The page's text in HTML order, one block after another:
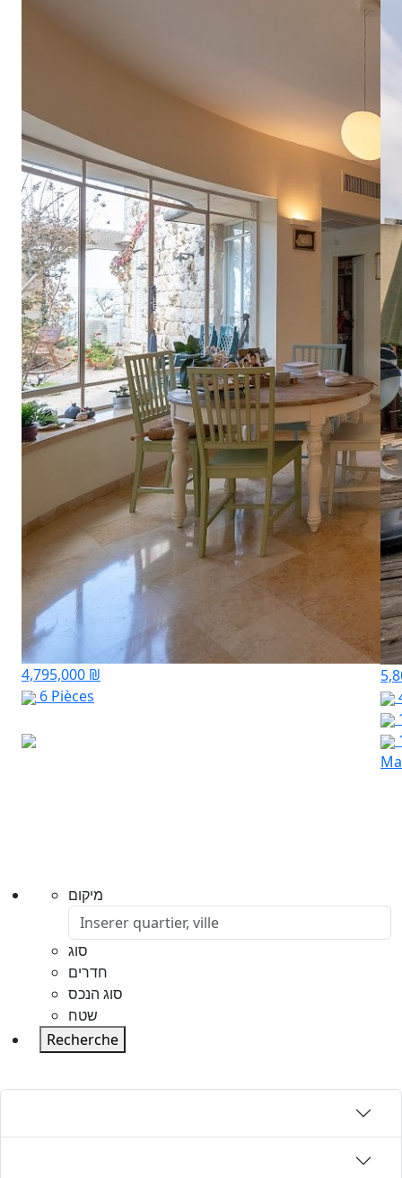
4,795,000 ₪
6 Pièces
מיקום
סוג
חדרים
סוג הנכס
שטח
Recherche